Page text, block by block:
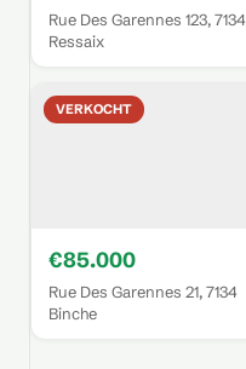
Rue Des Garennes 123, 7134
Ressaix
VERKOCHT
€85.000
Rue Des Garennes 21, 7134
Binche